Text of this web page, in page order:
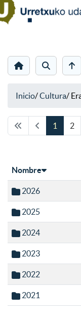
Inicio/Cultura/
1 2
Nombre
2026
2025
2024
2023
2022
2021